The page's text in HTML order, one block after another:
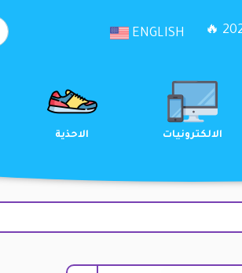
ENGLISH
الالكترونيات الامهات والاطفال